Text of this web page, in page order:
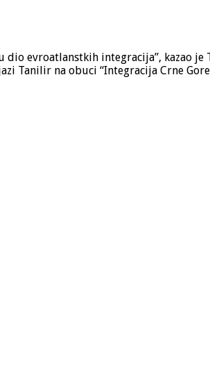
evroatlanstkih integracija”, kazao je
Tanilir na obuci “Integracija Crne